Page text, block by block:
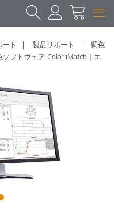
ト 製品サポート
調色
ソフトウェア Color iMatch｜エ
1